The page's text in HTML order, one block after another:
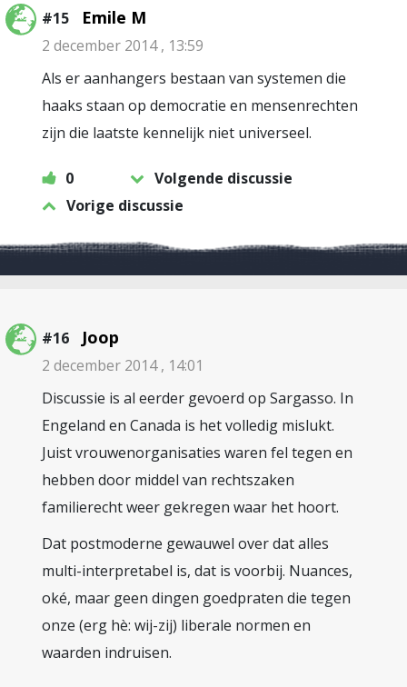
#15 Emile M
2 december 2014 , 13:59
Als er aanhangers bestaan van systemen die
haaks staan op democratie en mensenrechten
zijn die laatste kennelijk niet universeel.
0
Volgende discussie
Vorige discussie
#16 Joop
2 december 2014 , 14:01
Discussie is al eerder gevoerd op Sargasso. In
Engeland en Canada is het volledig mislukt.
Juist vrouwenorganisaties waren fel tegen en
hebben door middel van rechtszaken
familierecht weer gekregen waar het hoort.
Dat postmoderne gewauwel over dat alles
multi-interpretabel is, dat is voorbij. Nuances,
oké, maar geen dingen goedpraten die tegen
onze (erg hè: wij-zij) liberale normen en
waarden indruisen.